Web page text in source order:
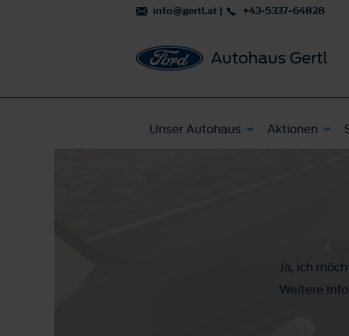
info@gertl.at | +43-5337-64828
Autohaus Gertl
Unser Autohaus Aktionen
Ja, ich
Weitere